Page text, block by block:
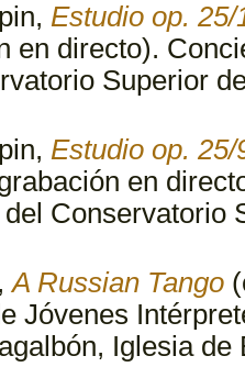
Estudio op.
en directo).
Superior
Estudio op.
en
Conservatorio
A Russian Tango
Jóvenes
Iglesia de